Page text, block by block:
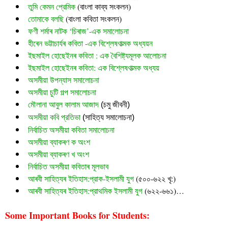
তুমি কেমন প্রেমিক (বাংলা কাব্য সংকলন)
তোমাকে বলছি (বাংলা কবিতা সংকলন)
ফণী শৰ্মাৰ নাটক ‘চিৰাজ’-এক সমালোচনা
হীৰেন ভট্টাচাৰ্যৰ কবিতা -এক বিশ্লেষণাত্মক অধ্যয়ন
ইছমাইল হোছেইনৰ কবিতা : এক বৈশিষ্ট্যমূলক আলোচনা
ইছমাইল হোছেইনৰ কবিতা: এক বিশ্লেষণাত্মক অধ্যয়
অসমীয়া উপন্যাস সমালোচনা
অসমীয়া চুটি গল্প সমালোচনা
মৌলানা আবুল কালাম আজাদ (চমু জীবনী)
অসমীয়া কবি প্রতিভা (সাহিত্য সমালোচনা)
নির্বাচিত অসমীয়া কবিতা সমালোচনা
অসমীয়া ব্যাকৰণ ক অংশ
অসমীয়া ব্যাকৰণ খ অংশ
নির্বাচিত অসমীয়া কবিতাৰ মূলভাব
আৰবী সাহিত্যৰ ইতিহাস:প্রাক-ইসলামী যুগ(৫০০-৬২২ খৃ:)
আৰবী সাহিত্যৰ ইতিহাস:প্রাথমিক ইসলামী যুগ(৬২২-৬৬১)…
Some Important Books for Students: